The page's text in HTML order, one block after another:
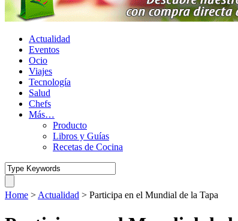
Actualidad
Eventos
Ocio
Viajes
Tecnología
Salud
Chefs
Más…
Producto
Libros y Guías
Recetas de Cocina
Home > Actualidad > Participa en el Mundial de la Tapa